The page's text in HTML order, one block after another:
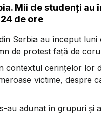
Mii de studenți
de ore
Serbia au început
de protest față de
contextul cerințelor lor
victime, despre
au adunat în grupuri și